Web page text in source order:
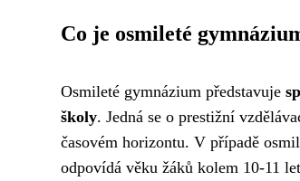
Co je osmileté
Osmileté gymnázium představuje
školy. Jedná se o prestižní
časovém horizontu. V případě
odpovídá věku žáků kolem 10-11